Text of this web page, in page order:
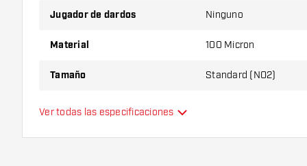
Jugador de dardos Ninguno
Material 100 Micron
Tamaño Standard (NO2)
Flexibilidad
Ver todas las especificaciones